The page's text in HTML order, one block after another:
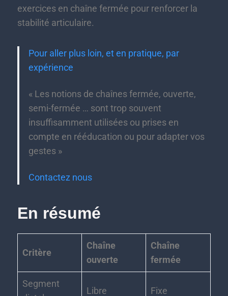
exercices en chaîne fermée pour renforcer la
stabilité articulaire.
Pour aller plus loin, et en pratique, par
expérience
« Les notions de chaînes fermée, ouverte,
semi-fermée … sont trop souvent
insuffisamment utilisées ou prises en
compte en rééducation ou pour adapter vos
gestes »
Contactez nous
En résumé
Critère
Chaîne
ouverte
Chaîne
fermée
Segment
Libre Fixe